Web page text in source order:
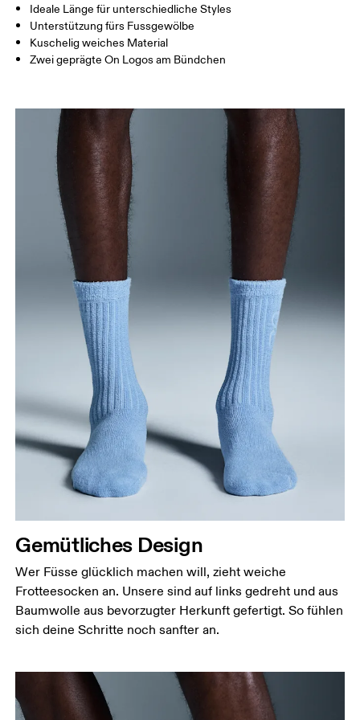
JP 22 — 24.5
BR 33 — 36
Horizontal verschieben, um mehr zu sehen
Ideale Länge für unterschiedliche Styles
Unterstützung fürs Fussgewölbe
Kuschelig weiches Material
Zwei geprägte On Logos am Bündchen
Gemütliches Design
Wer Füsse glücklich machen will, zieht weiche
Frotteesocken an. Unsere sind auf links gedreht und aus
Baumwolle aus bevorzugter Herkunft gefertigt. So fühlen
sich deine Schritte noch sanfter an.